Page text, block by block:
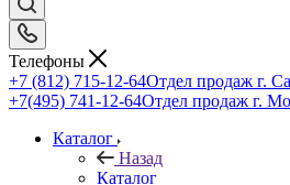
Телефоны
+7 (812) 715-12-64Отдел продаж г.
+7(495) 741-12-64Отдел продаж г.
Каталог
Назад
Каталог